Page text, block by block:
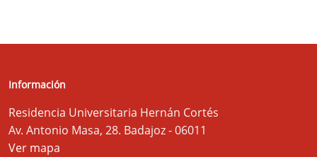
Información
Residencia Universitaria Hernán Cortés
Av. Antonio Masa, 28. Badajoz - 06011
Ver mapa